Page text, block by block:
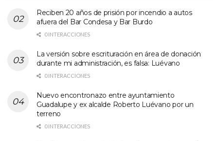
Reciben 20 años de prisión por incendio a autos
afuera del Bar Condesa y Bar Burdo
0 INTERACCIONES
La versión sobre escrituración en área de donación
durante mi administración, es falsa: Luévano
0 INTERACCIONES
Nuevo encontronazo entre ayuntamiento
Guadalupe y ex alcalde Roberto Luévano por un
terreno
0 INTERACCIONES